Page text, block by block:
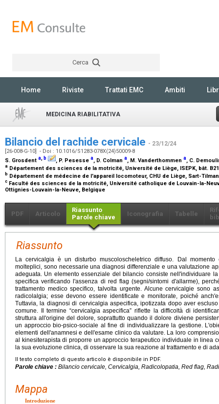
Cerca
Home Riviste Trattati EMC Ambiti
MEDICINA RIABILITATIVA
Bilancio del rachide cervicale - 23/12/24
[26-008-G-10] - Doi : 10.1016/S1283-078X(24)50009-8
S. Grosdent a, b , P. Pesesse a, D. Colman a, M. Vanderthommen a, C.
a Département des sciences de la motricité, Université de Liège, ISEPK, bât.
b Département de médecine de l'appareil locomoteur, CHU de Liège, Sart-
c Faculté des sciences de la motricité, Université catholique de Louvain-la-
Ottignies-Louvain-la-Neuve, Belgique
PDF Articolo
Riassunto
Parole chiave
Iconografia Tabelle
Riassunto
La cervicalgia è un disturbo muscoloscheletrico diffuso. Dal
molteplici, sono necessarie una diagnosi differenziale e una valutazione
adeguata. Un elemento essenziale del bilancio consiste nell'individuare
specifica verificando l'assenza di red flag (segni/sintomi d'allarme),
trattamento medico specifico, talvolta urgente. Alcune cervicalgie sono
radicolalgia; esse devono essere identificate e monitorate, poiché
Tuttavia, la diagnosi di cervicalgia aspecifica, ipotizzata dopo aver
comune. Il termine “cervicalgia aspecifica” riflette la difficoltà di
struttura all'origine del dolore, soprattutto quando il dolore diviene
un approccio bio-psico-sociale al fine di individualizzare la gestione.
elementi dell'anamnesi e dell'esame clinico da valutare. La loro
al kinesiterapista di proporre un approccio terapeutico individuale in linea
la sua evoluzione clinica, di osservare la sua reazione al trattamento e di
Il testo completo di questo articolo è disponibile in PDF.
Parole chiave : Bilancio cervicale, Cervicalgia, Radicolopatia, Red flag,
Mappa
Introduzione